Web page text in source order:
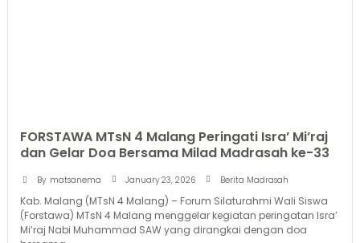
FORSTAWA MTsN 4 Malang Peringati Isra’ Mi’raj
dan Gelar Doa Bersama Milad Madrasah ke-33
By matsanema January 23, 2026 Berita Madrasah
Kab. Malang (MTsN 4 Malang) – Forum Silaturahmi Wali Siswa
(Forstawa) MTsN 4 Malang menggelar kegiatan peringatan Isra’
Mi’raj Nabi Muhammad SAW yang dirangkai dengan doa